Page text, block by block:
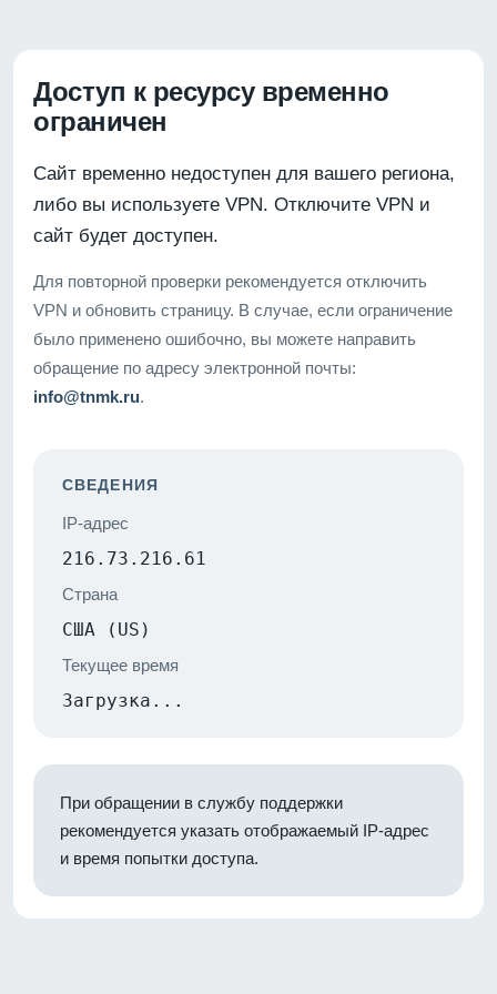
Доступ к ресурсу временно
ограничен
Сайт временно недоступен для вашего региона,
либо вы используете VPN. Отключите VPN и
сайт будет доступен.
Для повторной проверки рекомендуется отключить
VPN и обновить страницу. В случае, если ограничение
было применено ошибочно, вы можете направить
обращение по адресу электронной почты:
info@tnmk.ru.
СВЕДЕНИЯ
IP-адрес
216.73.216.61
Страна
США (US)
Текущее время
Загрузка...
При обращении в службу поддержки
рекомендуется указать отображаемый IP-адрес
и время попытки доступа.